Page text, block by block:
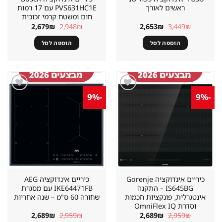
ראשים לאורך
3,449₪ המחיר
המקורי
היה:
3,449₪.
2,653₪ המחיר
הוספה לסל
PVS631HC1E עם 17 רמות
חום ומשטח קרמי זכוכית
2,948₪ המחיר
המקורי
היה:
2,948₪.
2,679₪ המחיר
הוספה לסל
-9%
כיריים אינדוקציה Gorenje
IS645BG – התקנה
אינטגרלית, פונקציות חכמות
וסדרת OmniFlex IQ
2,959₪ המחיר
2,689₪ המחיר
-9%
מוצר
כיריים אינדוקציה AEG
IKE64471FB עם מסגרת
שחורה 60 ס"מ – שנה אחריות
2,959₪ המחיר
2,689₪ המחיר